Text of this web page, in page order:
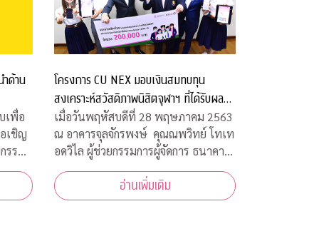
ำด้าน
เพื่อ
เชิญ
รรม
ร่วม
โครงการ CU NEX มอบเงินสมทบทุน
สงเคราะห์สวัสดิภาพนิสิตจุฬาฯ ที่ได้รับผลก
ระทบจากโควิด-19
เมื่อวันพฤหัสบดีที่ 28 พฤษภาคม 2563
ณ อาคารจุลจักรพงษ์ คุณณพวิทย์ โทเท
อดวิไล ผู้ช่วยกรรมการผู้จัดการ ธนาคาร
กสิกรไทย เป็นผู้แทนธนาคาร ภายใต้
โครงการ CU NEX มอบเงิน 200,000
บาท ร่วมสมทบทุนสงเคราะห์สวัสดิภาพ
อ่านเพิ่มเติม